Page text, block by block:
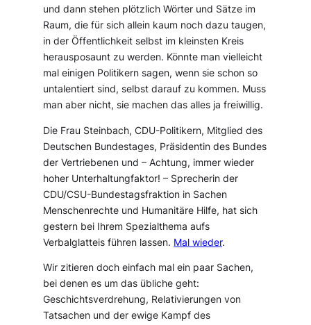
und dann stehen plötzlich Wörter und Sätze im
Raum, die für sich allein kaum noch dazu taugen,
in der Öffentlichkeit selbst im kleinsten Kreis
herausposaunt zu werden. Könnte man vielleicht
mal einigen Politikern sagen, wenn sie schon so
untalentiert sind, selbst darauf zu kommen. Muss
man aber nicht, sie machen das alles ja freiwillig.
Die Frau Steinbach, CDU-Politikern, Mitglied des
Deutschen Bundestages, Präsidentin des Bundes
der Vertriebenen und – Achtung, immer wieder
hoher Unterhaltungfaktor! – Sprecherin der
CDU/CSU-Bundestagsfraktion in Sachen
Menschenrechte und Humanitäre Hilfe, hat sich
gestern bei Ihrem Spezialthema aufs
Verbalglatteis führen lassen. Mal wieder.
Wir zitieren doch einfach mal ein paar Sachen,
bei denen es um das übliche geht:
Geschichtsverdrehung, Relativierungen von
Tatsachen und der ewige Kampf des